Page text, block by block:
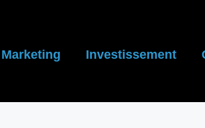
Marketing Investissement